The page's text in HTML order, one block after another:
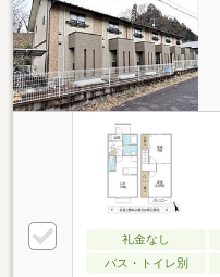
礼金なし
バス・トイレ別